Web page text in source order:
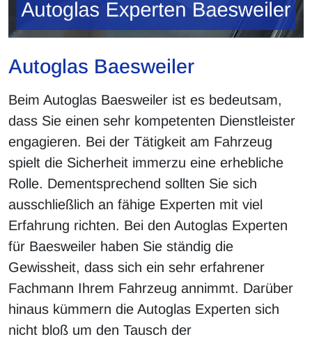
Autoglas Baesweiler
Beim Autoglas Baesweiler ist es bedeutsam,
dass Sie einen sehr kompetenten Dienstleister
engagieren. Bei der Tätigkeit am Fahrzeug
spielt die Sicherheit immerzu eine erhebliche
Rolle. Dementsprechend sollten Sie sich
ausschließlich an fähige Experten mit viel
Erfahrung richten. Bei den Autoglas Experten
für Baesweiler haben Sie ständig die
Gewissheit, dass sich ein sehr erfahrener
Fachmann Ihrem Fahrzeug annimmt. Darüber
hinaus kümmern die Autoglas Experten sich
nicht bloß um den Tausch der